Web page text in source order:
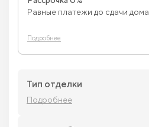
Равные платежи до сдачи дома
Подробнее
Тип отделки
Подробнее